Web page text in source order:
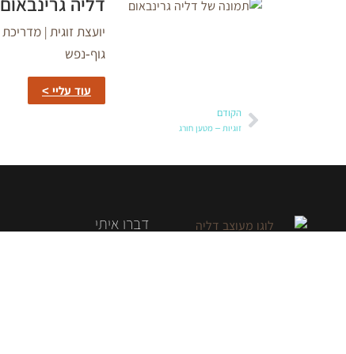
דליה גרינבאום
גוף-נפש
עוד עליי >
הקודם
זוגיות – מטען חורג
דברו איתי